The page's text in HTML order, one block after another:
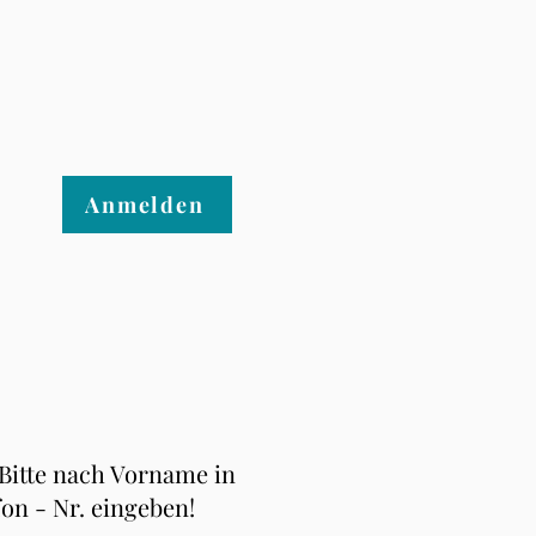
Anmelden
nach Vorname in
- Nr. eingeben!